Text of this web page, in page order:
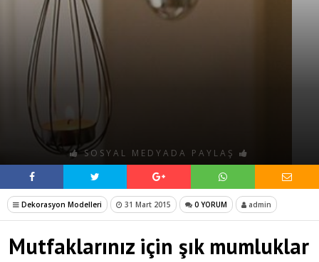
SOSYAL MEDYADA PAYLAŞ
Dekorasyon Modelleri 31 Mart 2015 0 YORUM admin
Mutfaklarınız için şık mumluklar